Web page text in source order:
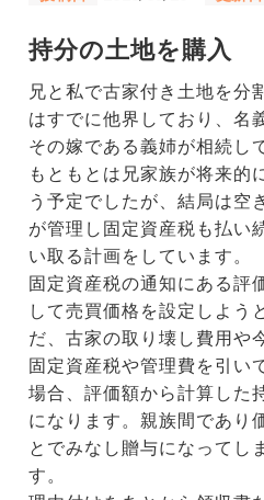
持分の土地を購入
兄と私で古家付き土地を分
はすでに他界しており、名
その嫁である義姉が相続し
もともとは兄家族が将来的
う予定でしたが、結局は空
が管理し固定資産税も払い
い取る計画をしています。
固定資産税の通知にある評
して売買価格を設定しよう
だ、古家の取り壊し費用や
固定資産税や管理費を引い
場合、評価額から計算した
になります。親族間であり
とでみなし贈与になってし
す。